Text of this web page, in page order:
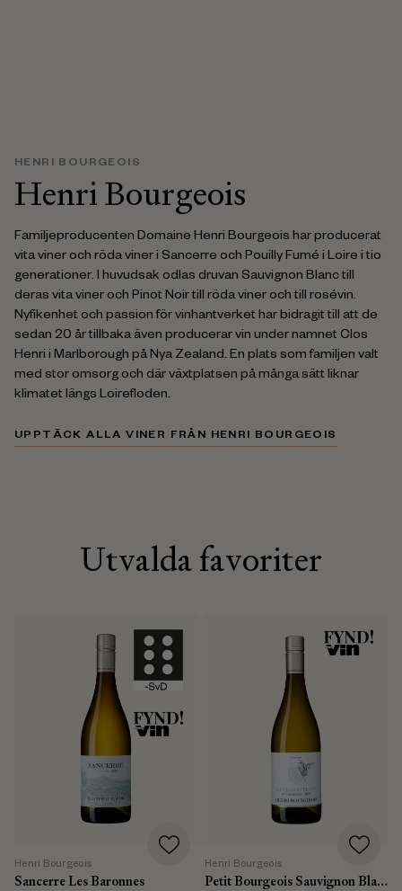
HENRI BOURGEOIS
Henri Bourgeois
Familjeproducenten Domaine Henri Bourgeois har producerat
vita viner och röda viner i Sancerre och Pouilly Fumé i Loire i tio
generationer. I huvudsak odlas druvan Sauvignon Blanc till
deras vita viner och Pinot Noir till röda viner och till rosévin.
Nyfikenhet och passion för vinhantverket har bidragit till att de
sedan 20 år tillbaka även producerar vin under namnet Clos
Henri i Marlborough på Nya Zealand. En plats som familjen valt
med stor omsorg och där växtplatsen på många sätt liknar
klimatet längs Loirefloden.
UPPTÄCK ALLA VINER FRÅN HENRI BOURGEOIS
Utvalda favoriter
Henri Bourgeois
Sancerre Les Baronnes
Henri Bourgeois
Petit Bourgeois Sauvignon Blanc